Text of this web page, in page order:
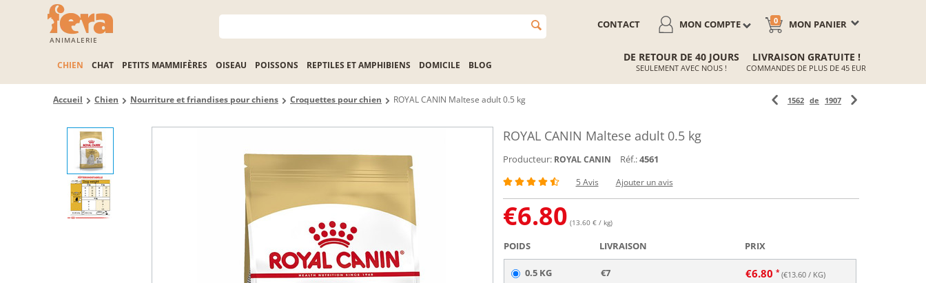
ANIMALERIE
MON PANIER
0
MON COMPTE
CONTACT
CHIEN CHAT PETITS MAMMIFÈRES OISEAU POISSONS REPTILES ET AMPHIBIENS DOMICILE BLOG
DE RETOUR DE 40 JOURS
SEULEMENT AVEC NOUS !
LIVRAISON GRATUITE !
COMMANDES DE PLUS DE 45 EUR
Accueil Chien Nourriture et friandises pour chiens Croquettes pour chien ROYAL CANIN Maltese adult 0.5 kg 1562 de 1907
ROYAL CANIN Maltese adult 0.5 kg
Producteur: ROYAL CANIN Réf.:4561
5 Avis Ajouter un avis
€6.80 (13.60 € / kg)
POIDS LIVRAISON PRIX
0.5 KG €7 €6.80 (€13.60/ KG)